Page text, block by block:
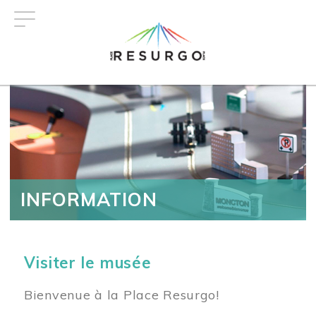
INFORMATION
Visiter le musée
Bienvenue à la Place Resurgo!